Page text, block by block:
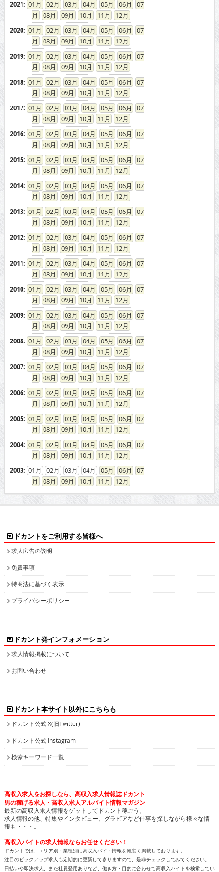
2021: 01 02 03 04 05 06
07
08
09 10 11
12
2020: 01 02 03 04 05 06
07
08
09 10 11
12
2019: 01 02 03 04 05 06
07
08
09 10 11
12
2018: 01 02 03 04 05 06
07
08
09 10 11
12
2017: 01 02 03 04 05 06
07
08
09 10 11
12
2016: 01 02 03 04 05 06
07
08
09 10 11
12
2015: 01 02 03 04 05 06
07
08
09 10 11
12
2014: 01 02 03 04 05 06
07
08
09 10 11
12
2013: 01 02 03 04 05 06
07
08
09 10 11
12
2012: 01 02 03 04 05 06
07
08
09 10 11
12
2011: 01 02 03 04 05 06
07
08
09 10 11
12
2010: 01 02 03 04 05 06
07
08
09 10 11
12
2009: 01 02 03 04 05 06
07
08
09 10 11
12
2008: 01 02 03 04 05 06
07
08
09 10 11
12
2007: 01 02 03 04 05 06
07
08
09 10 11
12
2006: 01 02 03 04 05 06
07
08
09 10 11
12
2005: 01 02 03 04 05 06
07
08
09 10 11
12
2004: 01 02 03 04 05 06
07
08
09 10 11
12
2003: 01 02 03 04 05 06
07
08
09 10 11 12
ドカントをご利用する皆様へ
求人広告の説明
免責事項
特商法に基づく表示
プライバシーポリシー
ドカント発インフォメーション
求人情報掲載について
お問い合わせ
ドカント本サイト以外にこちらも
ドカント公式 X(旧Twitter)
ドカント公式 Instagram
検索キーワード一覧
高収入求人をお探しなら、高収入求人情報誌ドカント
男の稼げる求人・高収入求人アルバイト情報マガジン
最新の高収入求人情報をゲットしてドカント稼ごう。
求人情報の他、特集やインタビュー、グラビアなど仕事を探しながら様々な情
報も・・・。
高収入バイトの求人情報ならお任せください！
ドカントでは、エリア別・業種別に高収入バイト情報を幅広く掲載しております。
注目のピックアップ求人も定期的に更新して参りますので、是非チェックしてみてください。
日払いや即決求人、また社員登用ありなど、働き方・目的に合わせて高収入バイトを検索してい